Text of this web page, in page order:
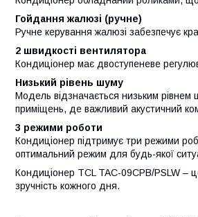
Гойдання жалюзі (ручне)
Ручне керування жалюзі забезпечує
2 швидкості вентилятора
Кондиціонер має двоступеневе
Низький рівень шуму
Модель відзначається низьким
приміщень, де важливий акустичний
3 режими роботи
Кондиціонер підтримує три режими
оптимальний режим для будь-якої
Кондиціонер TCL TAC-09CPB/PSLW –
зручність кожного дня.